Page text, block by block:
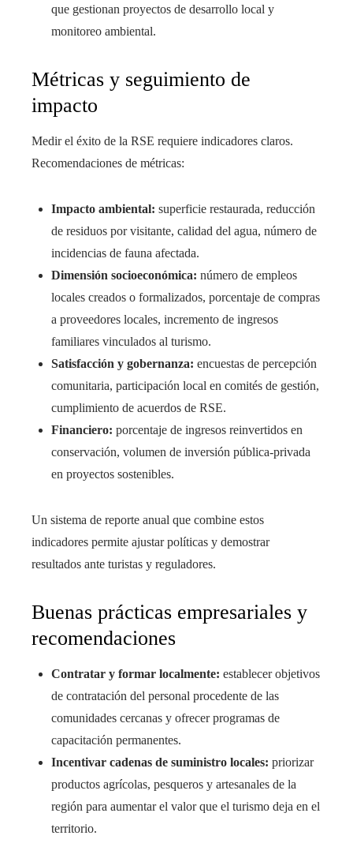
que gestionan proyectos de desarrollo local y
monitoreo ambiental.
Métricas y seguimiento de
impacto
Medir el éxito de la RSE requiere indicadores claros.
Recomendaciones de métricas:
Impacto ambiental: superficie restaurada, reducción
de residuos por visitante, calidad del agua, número de
incidencias de fauna afectada.
Dimensión socioeconómica: número de empleos
locales creados o formalizados, porcentaje de compras
a proveedores locales, incremento de ingresos
familiares vinculados al turismo.
Satisfacción y gobernanza: encuestas de percepción
comunitaria, participación local en comités de gestión,
cumplimiento de acuerdos de RSE.
Financiero: porcentaje de ingresos reinvertidos en
conservación, volumen de inversión pública-privada
en proyectos sostenibles.
Un sistema de reporte anual que combine estos
indicadores permite ajustar políticas y demostrar
resultados ante turistas y reguladores.
Buenas prácticas empresariales y
recomendaciones
Contratar y formar localmente: establecer objetivos
de contratación del personal procedente de las
comunidades cercanas y ofrecer programas de
capacitación permanentes.
Incentivar cadenas de suministro locales: priorizar
productos agrícolas, pesqueros y artesanales de la
región para aumentar el valor que el turismo deja en el
territorio.